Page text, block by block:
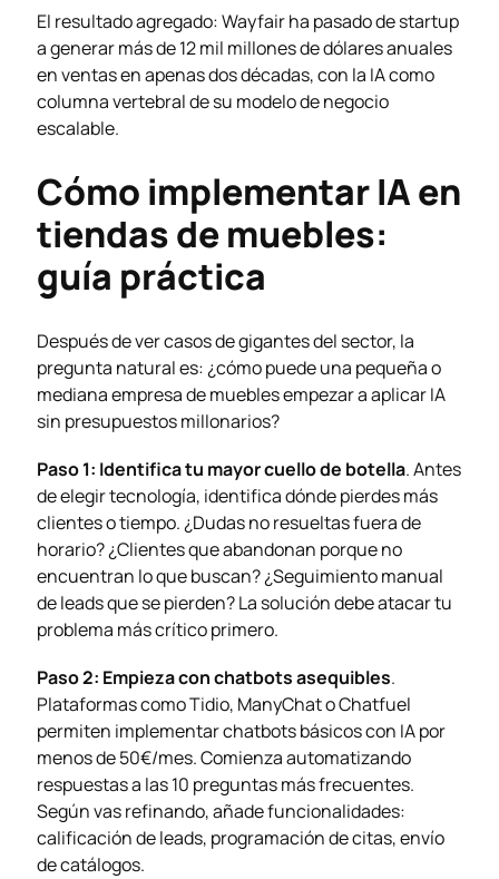
El resultado agregado: Wayfair ha pasado de startup
a generar más de 12 mil millones de dólares anuales
en ventas en apenas dos décadas, con la IA como
columna vertebral de su modelo de negocio
escalable.
Cómo implementar IA en
tiendas de muebles:
guía práctica
Después de ver casos de gigantes del sector, la
pregunta natural es: ¿cómo puede una pequeña o
mediana empresa de muebles empezar a aplicar IA
sin presupuestos millonarios?
Paso 1: Identifica tu mayor cuello de botella. Antes
de elegir tecnología, identifica dónde pierdes más
clientes o tiempo. ¿Dudas no resueltas fuera de
horario? ¿Clientes que abandonan porque no
encuentran lo que buscan? ¿Seguimiento manual
de leads que se pierden? La solución debe atacar tu
problema más crítico primero.
Paso 2: Empieza con chatbots asequibles.
Plataformas como Tidio, ManyChat o Chatfuel
permiten implementar chatbots básicos con IA por
menos de 50€/mes. Comienza automatizando
respuestas a las 10 preguntas más frecuentes.
Según vas refinando, añade funcionalidades:
calificación de leads, programación de citas, envío
de catálogos.